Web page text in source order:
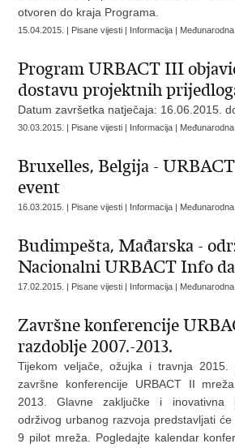
otvoren do kraja Programa.
15.04.2015. | Pisane vijesti | Informacija |
Program URBACT III
dostavu projektnih
Datum završetka natječaja: 16.06.2015.
30.03.2015. | Pisane vijesti | Informacija |
Bruxelles, Belgija -
event
16.03.2015. | Pisane vijesti | Informacija |
Budimpešta, Mađarska -
Nacionalni URBACT Info
17.02.2015. | Pisane vijesti | Informacija |
Završne konferencije
razdoblje 2007.-2013.
Tijekom veljače, ožujka i travnja 2015.
završne konferencije URBACT II
2013. Glavne zaključke i inovativna
održivog urbanog razvoja predstavljati
9 pilot mreža. Pogledajte kalendar